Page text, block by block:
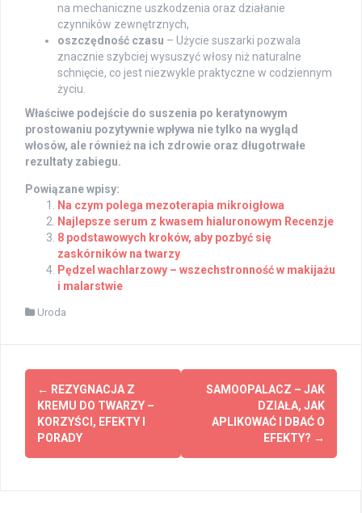
na mechaniczne uszkodzenia oraz działanie
czynników zewnętrznych,
oszczędność czasu – Użycie suszarki pozwala
znacznie szybciej wysuszyć włosy niż naturalne
schnięcie, co jest niezwykle praktyczne w codziennym
życiu.
Właściwe podejście do suszenia po keratynowym
prostowaniu pozytywnie wpływa nie tylko na wygląd
włosów, ale również na ich zdrowie oraz długotrwałe
rezultaty zabiegu.
Powiązane wpisy:
Na czym polega mezoterapia mikroigłowa
Najlepsze serum z kwasem hialuronowym Recenzje
8 podstawowych kroków, aby pozbyć się
zaskórników na twarzy
Pędzel wachlarzowy – wszechstronność w makijażu
i malarstwie
Uroda
Post
navigation
← REZYGNACJA Z
KREMU DO TWARZY –
KORZYŚCI, EFEKTY I
PORADY
SAMOOPALACZ – JAK
DZIAŁA, JAK
APLIKOWAĆ I DBAĆ O
EFEKTY? →